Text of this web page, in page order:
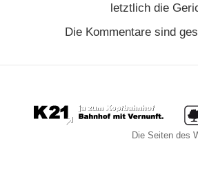
letztlich die
Die Kommentare sind
Die Seiten des